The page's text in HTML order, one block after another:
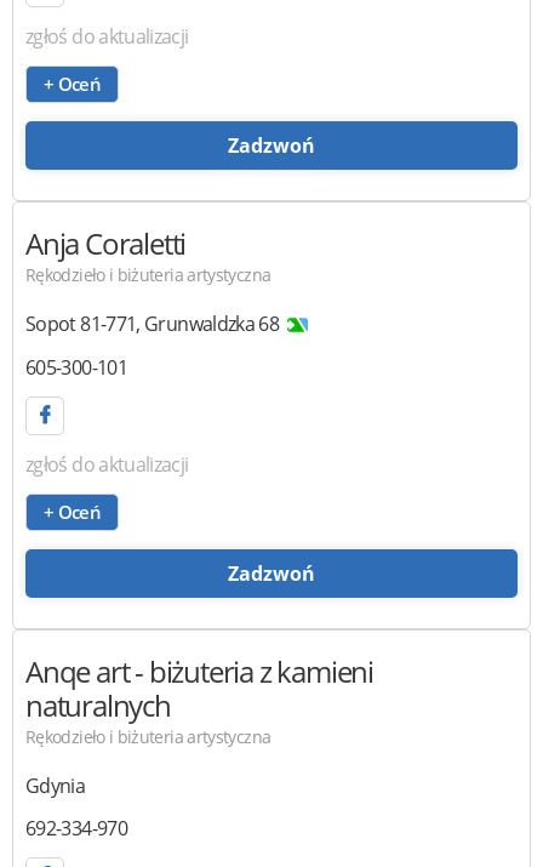
zgłoś do aktualizacji
+ Oceń
Zadzwoń
Anja Coraletti
Rękodzieło i biżuteria artystyczna
Sopot81-771, Grunwaldzka 68
605-300-101
zgłoś do aktualizacji
+ Oceń
Zadzwoń
Anqe art- biżuteria z kamieni
naturalnych
Rękodzieło i biżuteria artystyczna
Gdynia
692-334-970